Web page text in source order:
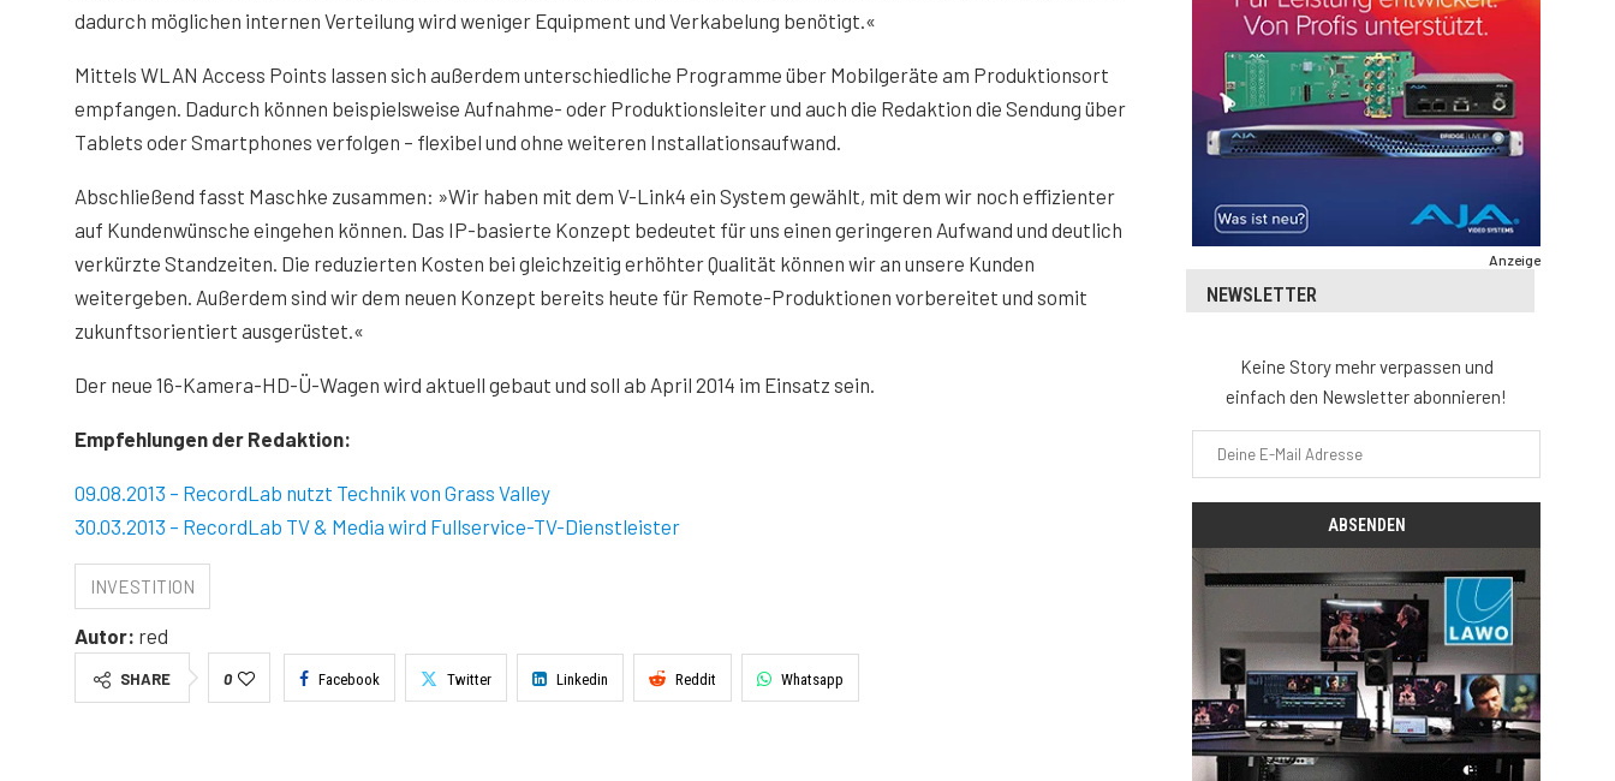
dadurch möglichen internen Verteilung wird weniger Equipment und Verkabelung benötigt.«
Mittels WLAN Access Points lassen sich außerdem unterschiedliche Programme über Mobilgeräte am Produktionsort
empfangen. Dadurch können beispielsweise Aufnahme- oder Produktionsleiter und auch die Redaktion die Sendung über
Tablets oder Smartphones verfolgen – flexibel und ohne weiteren Installationsaufwand.
Abschließend fasst Maschke zusammen: »Wir haben mit dem V-Link4 ein System gewählt, mit dem wir noch effizienter
auf Kundenwünsche eingehen können. Das IP-basierte Konzept bedeutet für uns einen geringeren Aufwand und deutlich
verkürzte Standzeiten. Die reduzierten Kosten bei gleichzeitig erhöhter Qualität können wir an unsere Kunden
weitergeben. Außerdem sind wir dem neuen Konzept bereits heute für Remote-Produktionen vorbereitet und somit
zukunftsorientiert ausgerüstet.«
Der neue 16-Kamera-HD-Ü-Wagen wird aktuell gebaut und soll ab April 2014 im Einsatz sein.
Empfehlungen der Redaktion:
09.08.2013 – RecordLab nutzt Technik von Grass Valley
30.03.2013 – RecordLab TV & Media wird Fullservice-TV-Dienstleister
INVESTITION
Autor: red
SHARE 0 Facebook Twitter Linkedin Reddit Whatsapp
Anzeige
NEWSLETTER
Keine Story mehr verpassen und
einfach den Newsletter abonnieren!